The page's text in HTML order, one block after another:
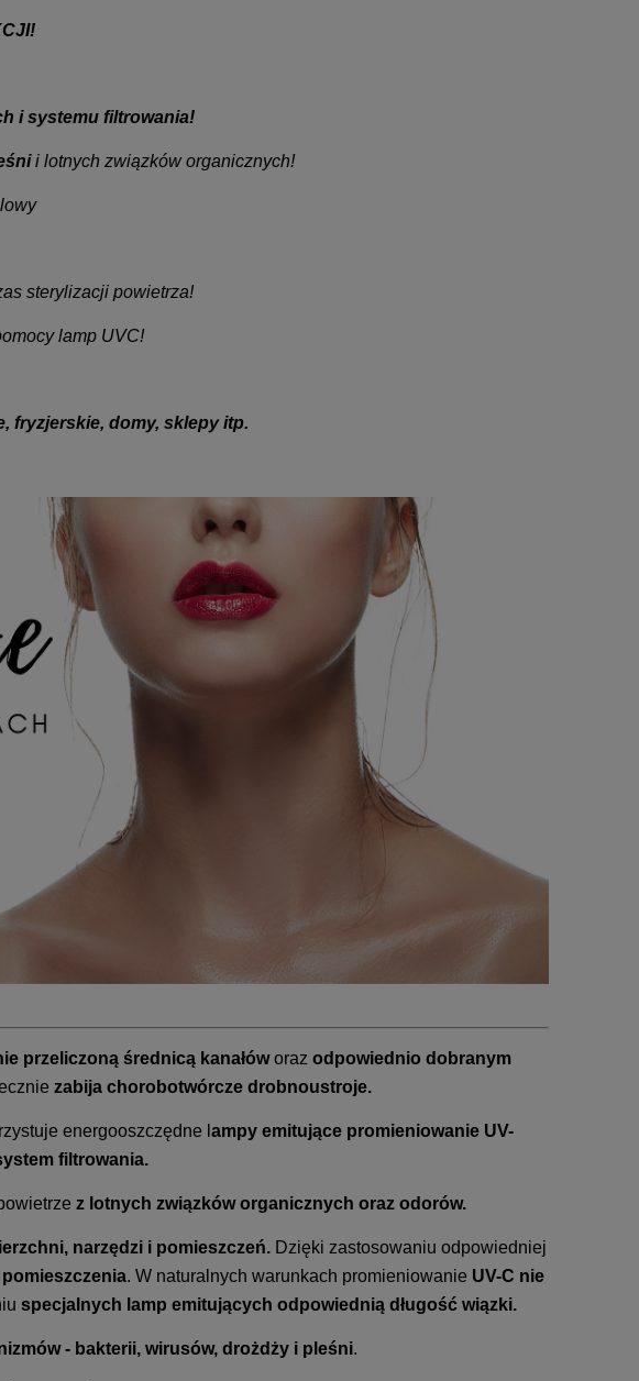
i systemu filtrowania!
i lotnych związków organicznych!
sterylizacji powietrza!
lamp UVC!
fryzjerskie, domy, sklepy itp.
przeliczoną średnicą kanałóworaz odpowiednio dobranym
zabija chorobotwórcze drobnoustroje.
energooszczędne l ampy emitujące promieniowanie UV-
filtrowania.
z lotnych związków organicznych oraz odorów.
narzędzi i pomieszczeń. Dzięki zastosowaniu odpowiedniej
. W naturalnych warunkach promieniowanie UV-C nie
specjalnych lamp emitujących odpowiednią długość wiązki.
- bakterii, wirusów, drożdży i pleśni.